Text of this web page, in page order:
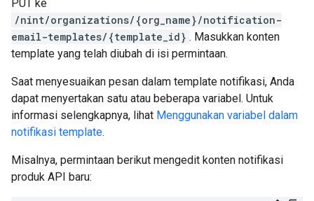
PUT ke
/nint/organizations/{org_name}/notification-
email-templates/{template_id} . Masukkan konten
template yang telah diubah di isi permintaan.
Saat menyesuaikan pesan dalam template notifikasi, Anda
dapat menyertakan satu atau beberapa variabel. Untuk
informasi selengkapnya, lihat Menggunakan variabel dalam
notifikasi template.
Misalnya, permintaan berikut mengedit konten notifikasi
produk API baru: